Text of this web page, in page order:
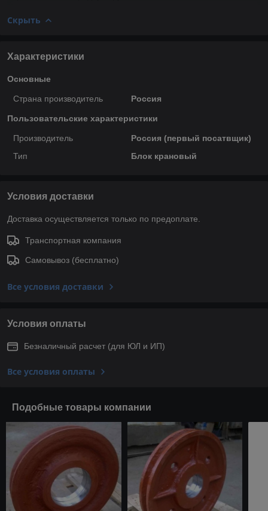
Скрыть
Характеристики
Основные
Страна производитель Россия
Пользовательские характеристики
Производитель
Россия (первый посатвщик)
Тип
Блок крановый
Условия доставки
Доставка осуществляется только по предоплате.
Транспортная компания
Самовывоз (бесплатно)
Все условия доставки
Условия оплаты
Безналичный расчет (для ЮЛ и ИП)
Все условия оплаты
Подобные товары компании